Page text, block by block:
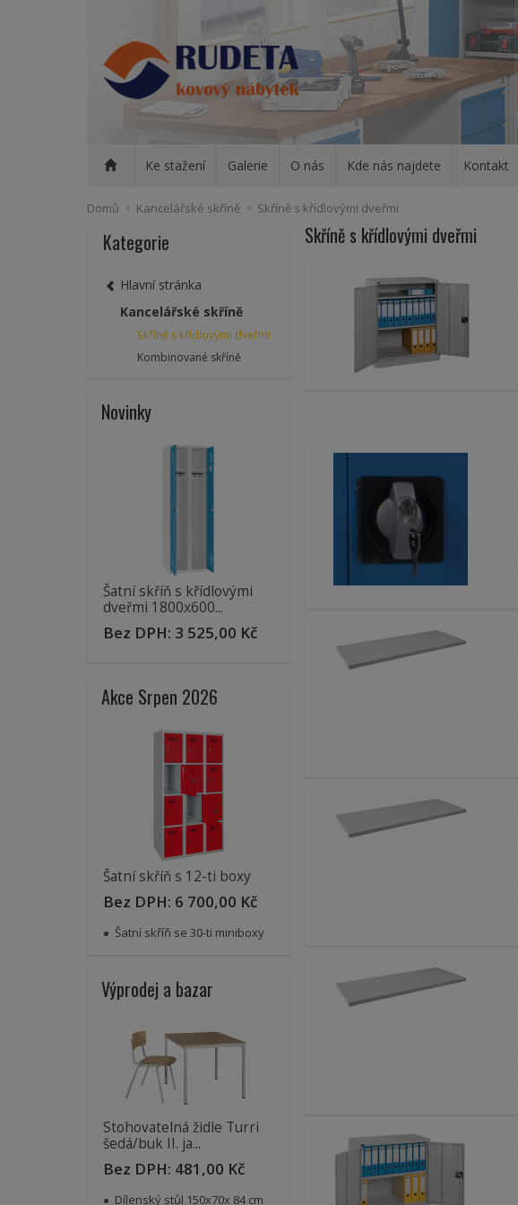
Ke stažení Galerie O nás Kde nás najdete Kontakt
Domů Kancelářské skříně Skříně s křídlovými dveřmi
Skříně s křídlovými dveřmi
Kategorie
Hlavní stránka
Kancelářské skříně
Skříně s křídlovými dveřmi
Kombinované skříně
Novinky
Šatní skříň s křídlovými
dveřmi 1800x600...
Bez DPH: 3 525,00 Kč
Akce Srpen 2026
Šatní skříň s 12-ti boxy
Bez DPH: 6 700,00 Kč
Šatní skříň se 30-ti miniboxy
Výprodej a bazar
Stohovatelná židle Turri
šedá/buk II. ja...
Bez DPH: 481,00 Kč
Dílenský stůl 150x70x 84 cm